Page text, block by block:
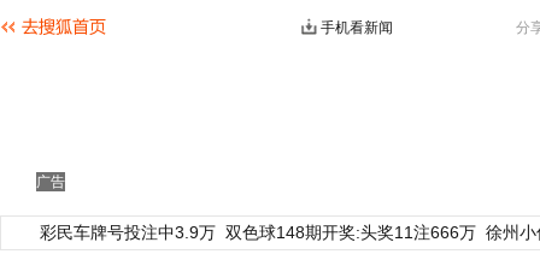
分
手机看新闻
广告
彩民车牌号投注中3.9万 双色球148期开奖:头奖11注666万 徐州